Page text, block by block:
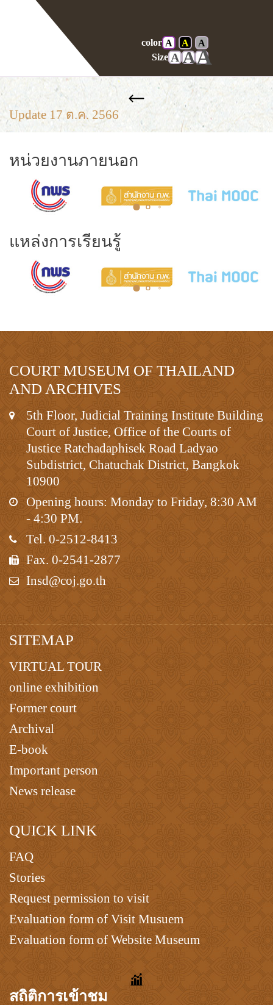
color A A
A
Size A AA
News release
Update 17 ต.ค. 2566
หน่วยงานภายนอก
แหล่งการเรียนรู้
COURT MUSEUM OF THAILAND
AND ARCHIVES
5th Floor, Judicial Training Institute Building
Court of Justice, Office of the Courts of
Justice Ratchadaphisek Road Ladyao
Subdistrict, Chatuchak District, Bangkok
10900
Opening hours: Monday to Friday, 8:30 AM
- 4:30 PM.
Tel. 0-2512-8413
Fax. 0-2541-2877
Insd@coj.go.th
SITEMAP
VIRTUAL TOUR
online exhibition
Former court
Archival
E-book
Important person
News release
QUICK LINK
FAQ
Stories
Request permission to visit
Evaluation form of Visit Musuem
Evaluation form of Website Museum
สถิติการเข้าชม